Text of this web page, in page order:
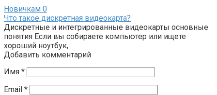
Новичкам 0
Что такое дискретная видеокарта?
Дискретные и интегрированные видеокарты основные
понятия Если вы собираете компьютер или ищете
хороший ноутбук,
Добавить комментарий
Имя *
Email *